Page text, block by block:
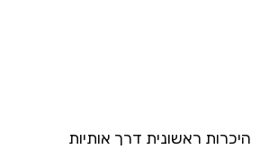
היכרות ראשונית דרך אותיות